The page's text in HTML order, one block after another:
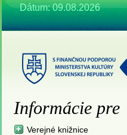
Dátum: 09.08.2026
Informácie pre
Verejné knižnice